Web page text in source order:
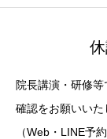
院長講演・研修
確認をお願いいた
（Web・LINE予